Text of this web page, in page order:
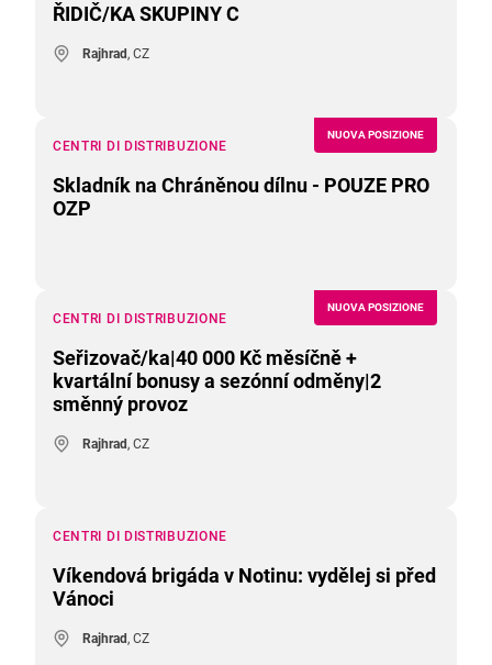
ŘIDIČ/KA SKUPINY C
Rajhrad, CZ
NUOVA POSIZIONE
CENTRI DI DISTRIBUZIONE
Skladník na Chráněnou dílnu - POUZE PRO
OZP
NUOVA POSIZIONE
CENTRI DI DISTRIBUZIONE
Seřizovač/ka|40 000 Kč měsíčně +
kvartální bonusy a sezónní odměny|2
směnný provoz
Rajhrad, CZ
CENTRI DI DISTRIBUZIONE
Víkendová brigáda v Notinu: vydělej si před
Vánoci
Rajhrad, CZ